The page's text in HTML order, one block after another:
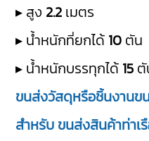
▸ สูง 2.2 เมตร
▸ น้ำหนักที่ยกได้ 10 ตัน
▸ น้ำหนักบรรทุกได้ 15
ขนส่งวัสดุหรือชิ้นงานข
สำหรับ ขนส่งสินค้าท่าเ